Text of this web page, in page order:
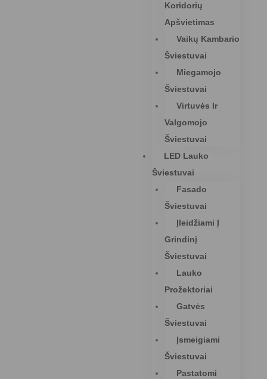
Koridorių
Apšvietimas
Vaikų Kambario
Šviestuvai
Miegamojo
Šviestuvai
Virtuvės Ir
Valgomojo
Šviestuvai
LED Lauko
Šviestuvai
Fasado
Šviestuvai
Įleidžiami Į
Grindinį
Šviestuvai
Lauko
Prožektoriai
Gatvės
Šviestuvai
Įsmeigiami
Šviestuvai
Pastatomi